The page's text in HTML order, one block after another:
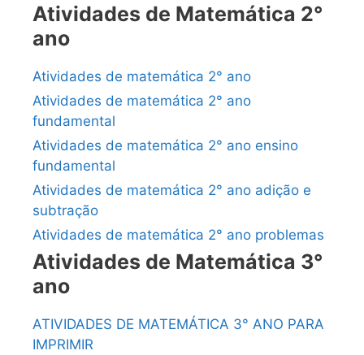
Atividades de Matemática 2°
ano
Atividades de matemática 2° ano
Atividades de matemática 2° ano
fundamental
Atividades de matemática 2° ano ensino
fundamental
Atividades de matemática 2° ano adição e
subtração
Atividades de matemática 2° ano problemas
Atividades de Matemática 3°
ano
ATIVIDADES DE MATEMÁTICA 3° ANO PARA
IMPRIMIR